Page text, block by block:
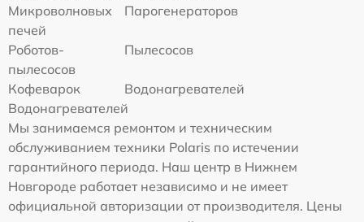
Микроволновых
печей
Парогенераторов
Роботов-
пылесосов
Пылесосов
Кофеварок
Водонагревателей
Водонагревателей
Мы занимаемся ремонтом и техническим
обслуживанием техники Polaris по истечении
гарантийного периода. Наш центр в Нижнем
Новгороде работает независимо и не имеет
официальной авторизации от производителя. Цены